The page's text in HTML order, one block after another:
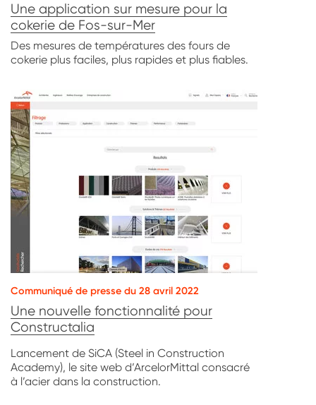
Une application sur mesure pour la
cokerie de Fos-sur-Mer
Des mesures de températures des fours de
cokerie plus faciles, plus rapides et plus fiables.
Communiqué de presse du 28 avril 2022
Une nouvelle fonctionnalité pour
Constructalia
Lancement de SiCA (Steel in Construction
Academy), le site web d’ArcelorMittal consacré
à l’acier dans la construction.